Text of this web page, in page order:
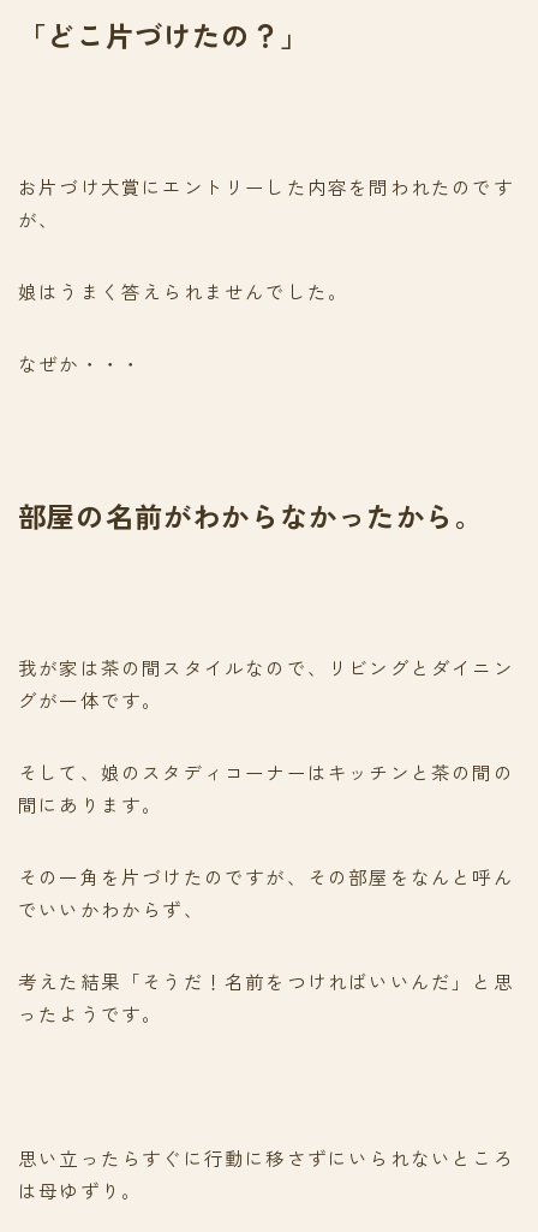
「どこ片づけたの？」
お片づけ大賞にエントリーした内容を問われたのです
が、
娘はうまく答えられませんでした。
なぜか・・・
部屋の名前がわからなかったから。
我が家は茶の間スタイルなので、リビングとダイニン
グが一体です。
そして、娘のスタディコーナーはキッチンと茶の間の
間にあります。
その一角を片づけたのですが、その部屋をなんと呼ん
でいいかわからず、
考えた結果「そうだ！名前をつければいいんだ」と思
ったようです。
思い立ったらすぐに行動に移さずにいられないところ
は母ゆずり。